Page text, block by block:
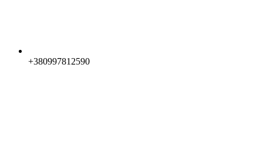
+380997812590